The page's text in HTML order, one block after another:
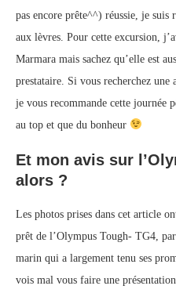
pas encore prête^^) réussie, je suis
aux lèvres. Pour cette excursion,
Marmara mais sachez qu’elle est
prestataire. Si vous recherchez
je vous recommande cette journée
au top et que du bonheur
Et mon avis sur
alors ?
Les photos prises dans cet article
prêt de l’Olympus Tough- TG4,
marin qui a largement tenu ses
vois mal vous faire une